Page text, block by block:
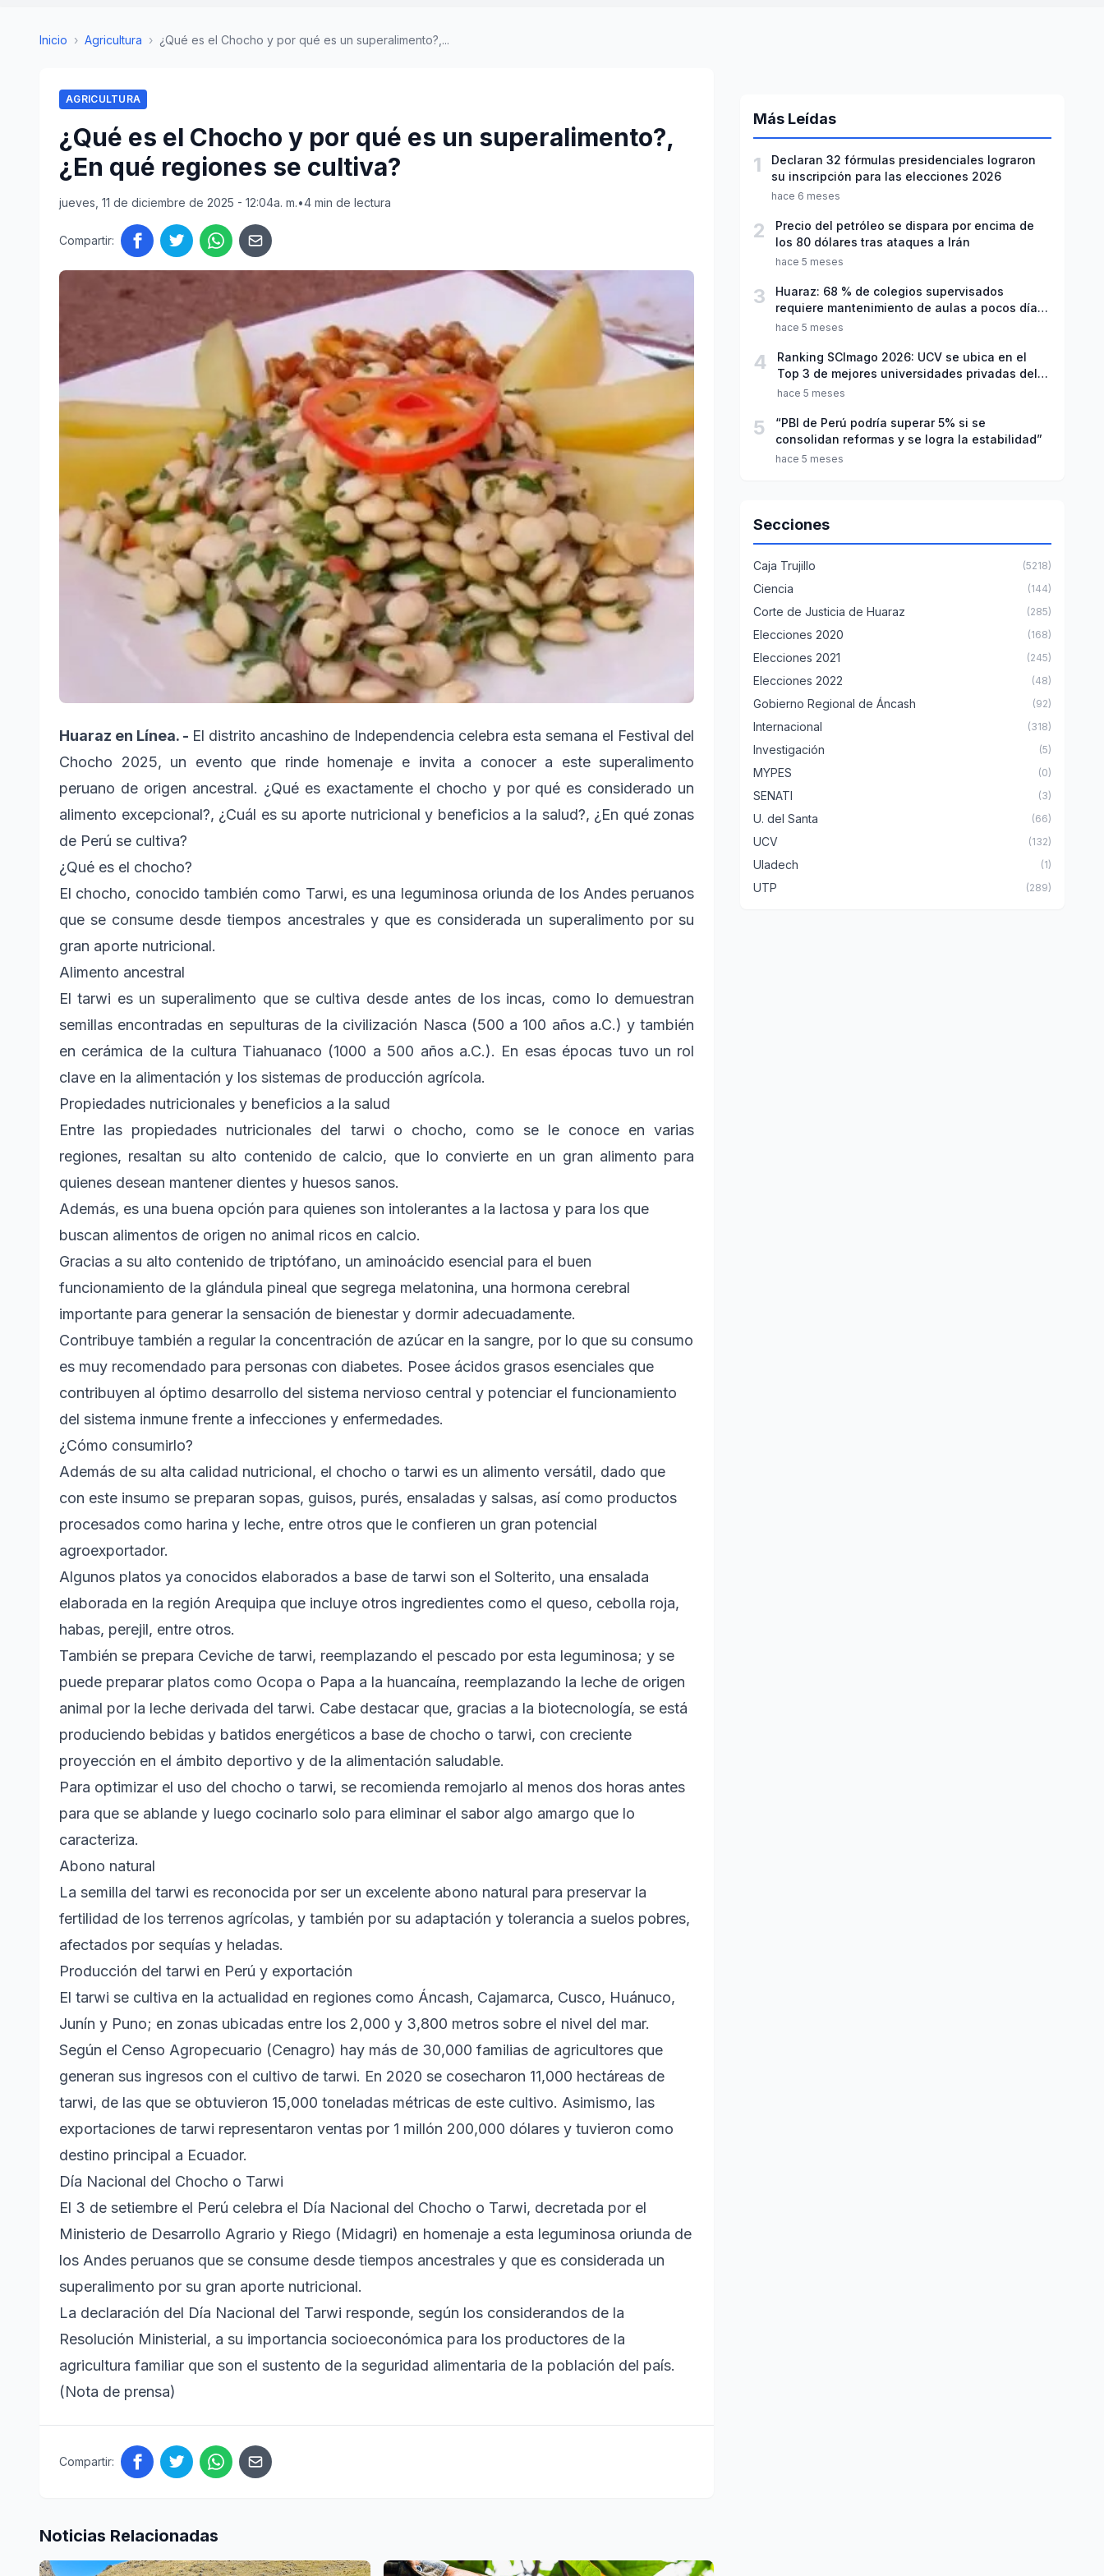
Inicio › Agricultura › ¿Qué es el Chocho y por qué es un superalimento?,...
AGRICULTURA
¿Qué es el Chocho y por qué es un superalimento?,
¿En qué regiones se cultiva?
jueves, 11 de diciembre de 2025 - 12:04a. m.•4 min de lectura
Compartir:
Huaraz en Línea. - El distrito ancashino de Independencia celebra esta semana el Festival del
Chocho 2025, un evento que rinde homenaje e invita a conocer a este superalimento
peruano de origen ancestral. ¿Qué es exactamente el chocho y por qué es considerado un
alimento excepcional?, ¿Cuál es su aporte nutricional y beneficios a la salud?, ¿En qué zonas
de Perú se cultiva?
¿Qué es el chocho?
El chocho, conocido también como Tarwi, es una leguminosa oriunda de los Andes peruanos
que se consume desde tiempos ancestrales y que es considerada un superalimento por su
gran aporte nutricional.
Alimento ancestral
El tarwi es un superalimento que se cultiva desde antes de los incas, como lo demuestran
semillas encontradas en sepulturas de la civilización Nasca (500 a 100 años a.C.) y también
en cerámica de la cultura Tiahuanaco (1000 a 500 años a.C.). En esas épocas tuvo un rol
clave en la alimentación y los sistemas de producción agrícola.
Propiedades nutricionales y beneficios a la salud
Entre las propiedades nutricionales del tarwi o chocho, como se le conoce en varias
regiones, resaltan su alto contenido de calcio, que lo convierte en un gran alimento para
quienes desean mantener dientes y huesos sanos.
Además, es una buena opción para quienes son intolerantes a la lactosa y para los que
buscan alimentos de origen no animal ricos en calcio.
Gracias a su alto contenido de triptófano, un aminoácido esencial para el buen
funcionamiento de la glándula pineal que segrega melatonina, una hormona cerebral
importante para generar la sensación de bienestar y dormir adecuadamente.
Contribuye también a regular la concentración de azúcar en la sangre, por lo que su consumo
es muy recomendado para personas con diabetes. Posee ácidos grasos esenciales que
contribuyen al óptimo desarrollo del sistema nervioso central y potenciar el funcionamiento
del sistema inmune frente a infecciones y enfermedades.
¿Cómo consumirlo?
Además de su alta calidad nutricional, el chocho o tarwi es un alimento versátil, dado que
con este insumo se preparan sopas, guisos, purés, ensaladas y salsas, así como productos
procesados como harina y leche, entre otros que le confieren un gran potencial
agroexportador.
Algunos platos ya conocidos elaborados a base de tarwi son el Solterito, una ensalada
elaborada en la región Arequipa que incluye otros ingredientes como el queso, cebolla roja,
habas, perejil, entre otros.
También se prepara Ceviche de tarwi, reemplazando el pescado por esta leguminosa; y se
puede preparar platos como Ocopa o Papa a la huancaína, reemplazando la leche de origen
animal por la leche derivada del tarwi. Cabe destacar que, gracias a la biotecnología, se está
produciendo bebidas y batidos energéticos a base de chocho o tarwi, con creciente
proyección en el ámbito deportivo y de la alimentación saludable.
Para optimizar el uso del chocho o tarwi, se recomienda remojarlo al menos dos horas antes
para que se ablande y luego cocinarlo solo para eliminar el sabor algo amargo que lo
caracteriza.
Abono natural
La semilla del tarwi es reconocida por ser un excelente abono natural para preservar la
fertilidad de los terrenos agrícolas, y también por su adaptación y tolerancia a suelos pobres,
afectados por sequías y heladas.
Producción del tarwi en Perú y exportación
El tarwi se cultiva en la actualidad en regiones como Áncash, Cajamarca, Cusco, Huánuco,
Junín y Puno; en zonas ubicadas entre los 2,000 y 3,800 metros sobre el nivel del mar.
Según el Censo Agropecuario (Cenagro) hay más de 30,000 familias de agricultores que
generan sus ingresos con el cultivo de tarwi. En 2020 se cosecharon 11,000 hectáreas de
tarwi, de las que se obtuvieron 15,000 toneladas métricas de este cultivo. Asimismo, las
exportaciones de tarwi representaron ventas por 1 millón 200,000 dólares y tuvieron como
destino principal a Ecuador.
Día Nacional del Chocho o Tarwi
El 3 de setiembre el Perú celebra el Día Nacional del Chocho o Tarwi, decretada por el
Ministerio de Desarrollo Agrario y Riego (Midagri) en homenaje a esta leguminosa oriunda de
los Andes peruanos que se consume desde tiempos ancestrales y que es considerada un
superalimento por su gran aporte nutricional.
La declaración del Día Nacional del Tarwi responde, según los considerandos de la
Resolución Ministerial, a su importancia socioeconómica para los productores de la
agricultura familiar que son el sustento de la seguridad alimentaria de la población del país.
(Nota de prensa)
Compartir:
Noticias Relacionadas
Más Leídas
1
Declaran 32 fórmulas presidenciales lograron
su inscripción para las elecciones 2026
hace 6 meses
2
Precio del petróleo se dispara por encima de
los 80 dólares tras ataques a Irán
hace 5 meses
3
Huaraz: 68 % de colegios supervisados
requiere mantenimiento de aulas a pocos días
de inicio del año escolar 2026
hace 5 meses
4
Ranking SCImago 2026: UCV se ubica en el
Top 3 de mejores universidades privadas del
Perú
hace 5 meses
5
“PBI de Perú podría superar 5% si se
consolidan reformas y se logra la estabilidad”
hace 5 meses
Secciones
Caja Trujillo (5218)
Ciencia (144)
Corte de Justicia de Huaraz (285)
Elecciones 2020 (168)
Elecciones 2021 (245)
Elecciones 2022 (48)
Gobierno Regional de Áncash (92)
Internacional (318)
Investigación (5)
MYPES (0)
SENATI (3)
U. del Santa (66)
UCV (132)
Uladech (1)
UTP (289)